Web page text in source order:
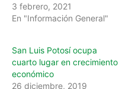
3 febrero, 2021
En "Información General"
San Luis Potosí ocupa
cuarto lugar en crecimiento
económico
26 diciembre, 2019